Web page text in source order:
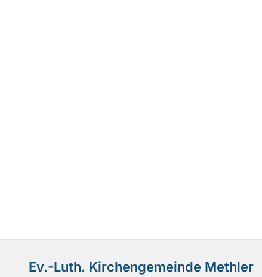
Ev.-Luth. Kirchengemeinde Methler